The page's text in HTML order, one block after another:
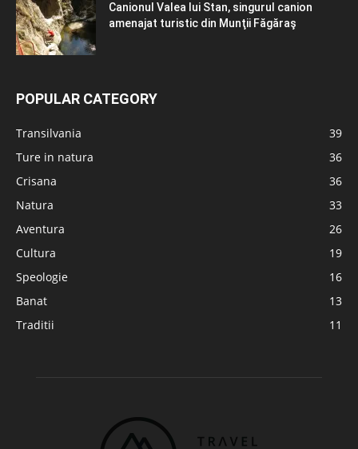
Canionul Valea lui Stan, singurul canion
amenajat turistic din Munţii Făgăraş
POPULAR CATEGORY
Transilvania
39
Ture in natura
36
Crisana
36
Natura
33
Aventura
26
Cultura
19
Speologie
16
Banat
13
Traditii
11